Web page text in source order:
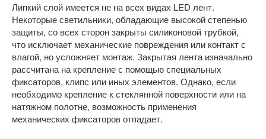
Липкий слой имеется не на всех видах LED лент.
Некоторые светильники, обладающие высокой степенью
защиты, со всех сторон закрыты силиконовой трубкой,
что исключает механические повреждения или контакт с
влагой, но усложняет монтаж. Закрытая лента изначально
рассчитана на крепление с помощью специальных
фиксаторов, клипс или иных элементов. Однако, если
необходимо крепление к стеклянной поверхности или на
натяжном полотне, возможность применения
механических фиксаторов отпадает.